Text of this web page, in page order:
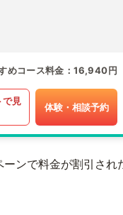
めコース料金 16,940円
で見
体験・相談予約
ンで料金が割引され